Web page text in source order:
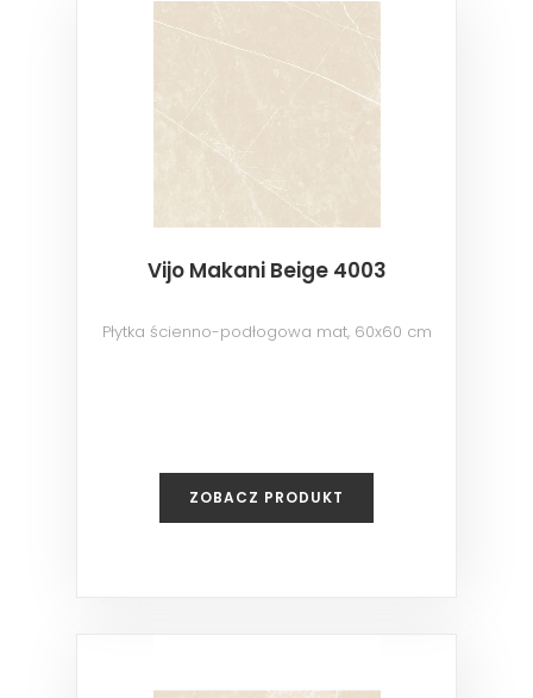
Vijo Makani Beige 4003
Płytka ścienno-podłogowa mat, 60x60 cm
ZOBACZ PRODUKT